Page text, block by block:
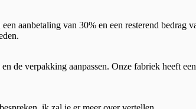
aanbetaling van 30% en een resterend bedrag
de verpakking aanpassen. Onze fabriek heeft